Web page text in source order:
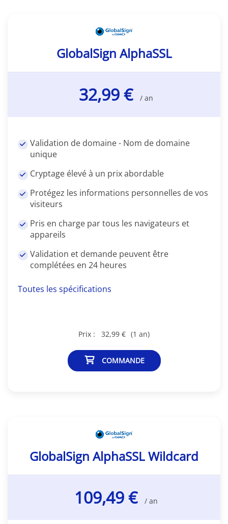
GlobalSign AlphaSSL
32,99 € / an
Validation de domaine - Nom de domaine
unique
Cryptage élevé à un prix abordable
Protégez les informations personnelles de vos
visiteurs
Pris en charge par tous les navigateurs et
appareils
Validation et demande peuvent être
complétées en 24 heures
Toutes les spécifications
Prix : 32,99 € (1 an)
COMMANDE
GlobalSign AlphaSSL Wildcard
109,49 € / an